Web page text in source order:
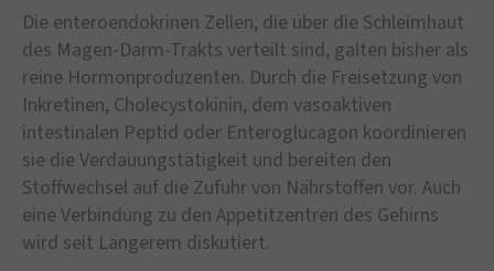
Die enteroendokrinen Zellen, die über die Schleimhaut
des Magen-Darm-Trakts verteilt sind, galten bisher als
reine Hormonproduzenten. Durch die Freisetzung von
Inkretinen, Cholecystokinin, dem vasoaktiven
intestinalen Peptid oder Enteroglucagon koordinieren
sie die Verdauungstätigkeit und bereiten den
Stoffwechsel auf die Zufuhr von Nährstoffen vor. Auch
eine Verbindung zu den Appetitzentren des Gehirns
wird seit Längerem diskutiert.